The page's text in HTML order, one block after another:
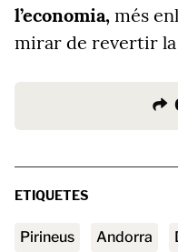
l’economia, més
mirar de revertir
ETIQUETES
Pirineus andorra